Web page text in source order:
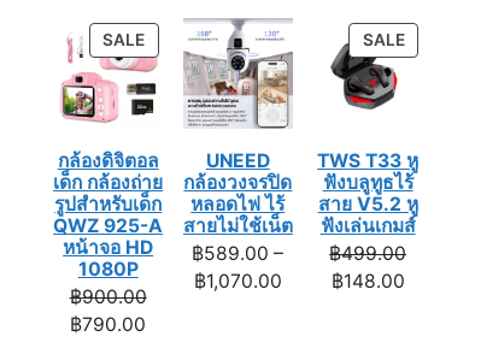
฿990.00.
฿1,590.00.
฿
is:
฿
SALEPRODUCT
ON
SALE
กล้องดิจิตอล
เด็ก กล้องถ่าย
รูปสำหรับเด็ก
QWZ 925-A
หน้าจอ HD
1080P
฿900.00Original
฿790.00
UNEED
กล้องวงจรปิด
หลอดไฟ ไร้
สายไม่ใช้เน็ต
฿589.00 –
฿1,070.00Price
SALE
ON
TWS T33 หู
ฟังบลูทูธไร้
สาย V5.2 หู
ฟังเล่นเกมส์
฿499.00Original
฿148.00Current